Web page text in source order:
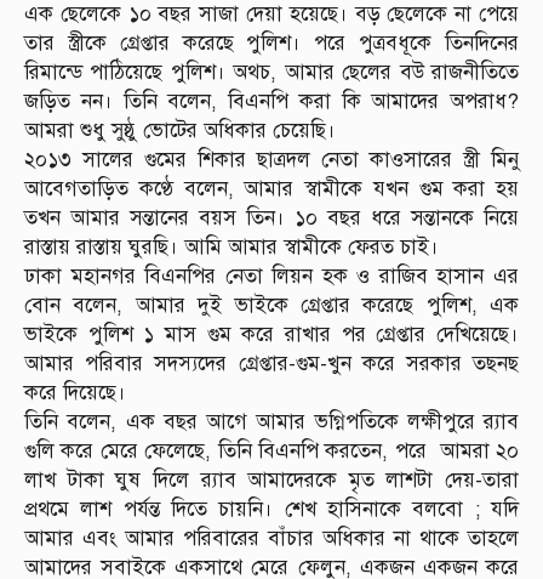
এক ছেলেকে ১০ বছর সাজা দেয়া হয়েছে। বড় ছেলেকে না পেয়ে
তার স্ত্রীকে গ্রেপ্তার করেছে পুলিশ। পরে পুত্রবধূকে তিনদিনের
রিমান্ডে পাঠিয়েছে পুলিশ। অথচ, আমার ছেলের বউ রাজনীতিতে
জড়িত নন। তিনি বলেন, বিএনপি করা কি আমাদের অপরাধ?
আমরা শুধু সুষ্ঠু ভোটের অধিকার চেয়েছি।
২০১৩ সালের গুমের শিকার ছাত্রদল নেতা কাওসারের স্ত্রী মিনু
আবেগতাড়িত কণ্ঠে বলেন, আমার স্বামীকে যখন গুম করা হয়
তখন আমার সন্তানের বয়স তিন। ১০ বছর ধরে সন্তানকে নিয়ে
রাস্তায় রাস্তায় ঘুরছি। আমি আমার স্বামীকে ফেরত চাই।
ঢাকা মহানগর বিএনপির নেতা লিয়ন হক ও রাজিব হাসান এর
বোন বলেন, আমার দুই ভাইকে গ্রেপ্তার করেছে পুলিশ, এক
ভাইকে পুলিশ ১ মাস গুম করে রাখার পর গ্রেপ্তার দেখিয়েছে।
আমার পরিবার সদস্যদের গ্রেপ্তার-গুম-খুন করে সরকার তছনছ
করে দিয়েছে।
তিনি বলেন, এক বছর আগে আমার ভগ্নিপতিকে লক্ষীপুরে র‍্যাব
গুলি করে মেরে ফেলেছে, তিনি বিএনপি করতেন, পরে আমরা ২০
লাখ টাকা ঘুষ দিলে র‍্যাব আমাদেরকে মৃত লাশটা দেয়-তারা
প্রথমে লাশ পর্যন্ত দিতে চায়নি। শেখ হাসিনাকে বলবো ; যদি
আমার এবং আমার পরিবারের বাঁচার অধিকার না থাকে তাহলে
আমাদের সবাইকে একসাথে মেরে ফেলুন, একজন একজন করে